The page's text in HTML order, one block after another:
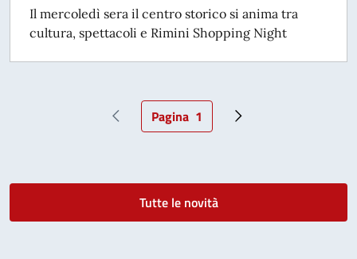
Il mercoledì sera il centro storico si anima tra
cultura, spettacoli e Rimini Shopping Night
Pagina precedente
Pagina attuale
Pagina 1 Pagina successiva
Tutte le novità